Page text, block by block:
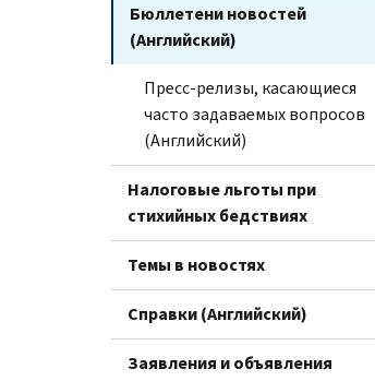
Бюллетени новостей
(Английский)
Пресс-релизы, касающиеся
часто задаваемых вопросов
(Английский)
Налоговые льготы при
стихийных бедствиях
Темы в новостях
Справки (Английский)
Заявления и объявления